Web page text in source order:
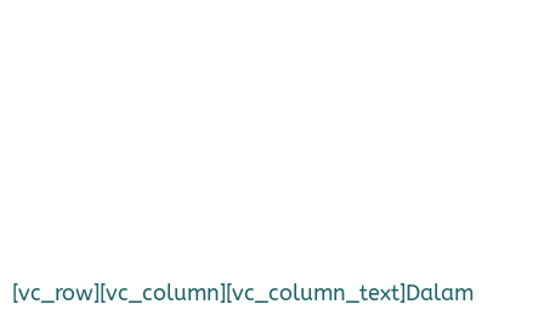
[vc_row][vc_column][vc_column_text]Dalam